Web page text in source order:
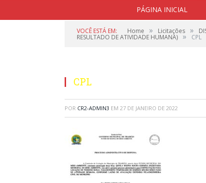
PÁGINA INICIAL
VOCÊ ESTÁ EM: Home » Licitações »
RESULTADO DE ATIVIDADE HUMANA) » CPL
CPL
POR CR2-ADMIN3 EM 27 DE JANEIRO DE 2022